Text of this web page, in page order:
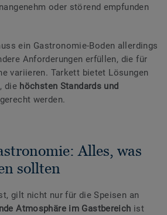
oder störend empfunden
ein Gastronomie-Boden allerdings
Anforderungen erfüllen, die für
variieren. Tarkett bietet Lösungen
die höchsten Standards und
gerecht werden.
Alles, was
sollten
gilt nicht nur für die Speisen an
Atmosphäre im Gastbereich ist